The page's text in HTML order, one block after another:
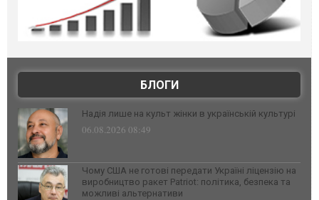
БЛОГИ
Надія лише на культ жінки в українській культурі
06.08.2026 08:49
Чому США не готові передати Україні ліцензію на
виробництво ракет Patriot: політика, безпека та
можливі альтернативи